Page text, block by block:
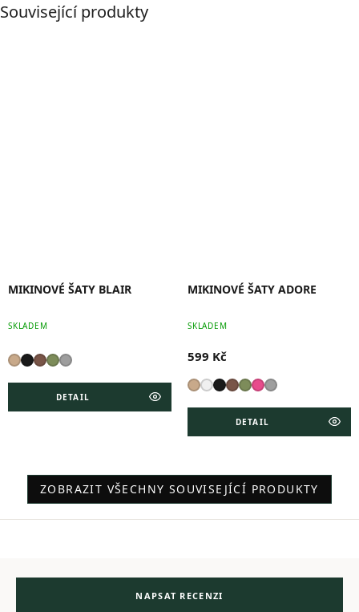
Související produkty
MIKINOVÉ ŠATY BLAIR
SKLADEM
DETAIL
MIKINOVÉ ŠATY ADORE
SKLADEM
599 Kč
DETAIL
ZOBRAZIT VŠECHNY SOUVISEJÍCÍ PRODUKTY
NAPSAT RECENZI